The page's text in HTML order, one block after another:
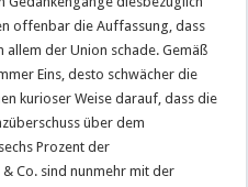
offenbar die Auffassung, dass
allem der Union schade. Gemäß
Eins, desto schwächer die
kurioser Weise darauf, dass die
über dem
Prozent der
Co. sind nunmehr mit der